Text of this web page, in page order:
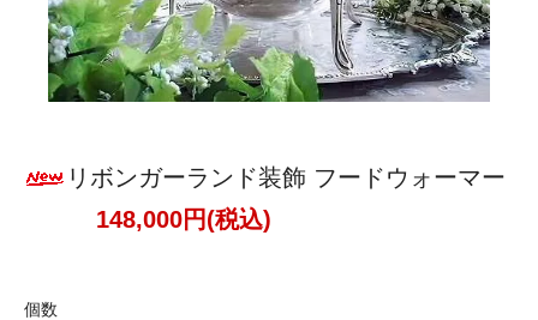
リボンガーランド装飾 フードウォーマー
148,000円(税込)
個数